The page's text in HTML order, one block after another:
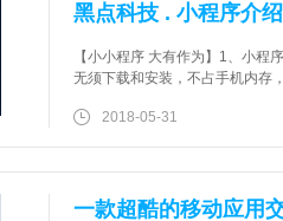
黑点科技 . 小程序介绍
【小小程序 大有作为】1、小
无须下载和安装，不占手机内存
2018-05-31
一款超酷的移动应用